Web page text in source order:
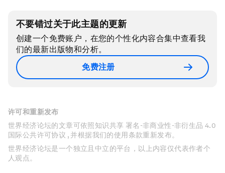
不要错过关于此主题的更新
创建一个免费账户，在您的个性化内容合集中查看我
们的最新出版物和分析。
免费注册
许可和重新发布
世界经济论坛的文章可依照知识共享 署名-非商业性-非衍生品 4.0
国际公共许可协议 , 并根据我们的使用条款重新发布。
世界经济论坛是一个独立且中立的平台，以上内容仅代表作者个
人观点。